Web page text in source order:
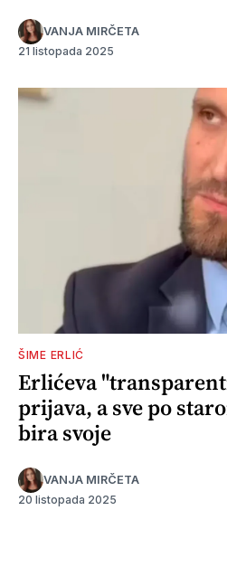
VANJA MIRČETA
21 listopada 2025
ŠIME ERLIĆ
Erlićeva
prijava, a sve po
bira svoje
VANJA MIRČETA
20 listopada 2025